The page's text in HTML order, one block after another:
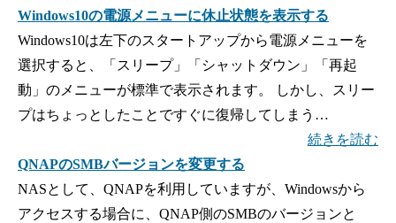
Windows10の電源メニューに休止状態を表示する
Windows10は左下のスタートアップから電源メニューを
選択すると、「スリープ」「シャットダウン」「再起
動」のメニューが標準で表示されます。 しかし、スリー
プはちょっとしたことですぐに復帰してしまう…
続きを読む
QNAPのSMBバージョンを変更する
NASとして、QNAPを利用していますが、Windowsから
アクセスする場合に、QNAP側のSMBのバージョンと